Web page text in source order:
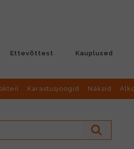
Ettevõttest Kauplused
Karastusjoogid Näksid